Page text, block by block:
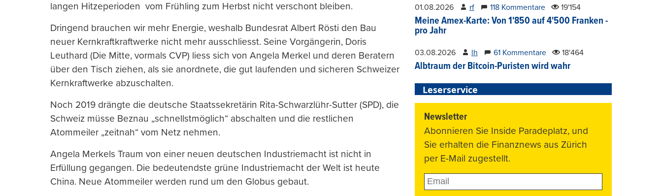
langen Hitzeperioden vom Frühling zum Herbst nicht verschont bleiben.
Dringend brauchen wir mehr Energie, weshalb Bundesrat Albert Rösti den Bau
neuer Kernkraftkraftwerke nicht mehr ausschliesst. Seine Vorgängerin, Doris
Leuthard (Die Mitte, vormals CVP) liess sich von Angela Merkel und deren Beratern
über den Tisch ziehen, als sie anordnete, die gut laufenden und sicheren Schweizer
Kernkraftwerke abzuschalten.
Noch 2019 drängte die deutsche Staatssekretärin Rita-Schwarzlühr-Sutter (SPD), die
Schweiz müsse Beznau „schnellstmöglich“ abschalten und die restlichen
Atommeiler „zeitnah“ vom Netz nehmen.
Angela Merkels Traum von einer neuen deutschen Industriemacht ist nicht in
Erfüllung gegangen. Die bedeutendste grüne Industriemacht der Welt ist heute
China. Neue Atommeiler werden rund um den Globus gebaut.
01.08.2026 rf 118 Kommentare 19'154
Meine Amex-Karte: Von 1'850 auf 4'500 Franken -
pro Jahr
03.08.2026 lh 61 Kommentare 18'464
Albtraum der Bitcoin-Puristen wird wahr
Leserservice
Newsletter
Abonnieren Sie Inside Paradeplatz, und
Sie erhalten die Finanznews aus Zürich
per E-Mail zugestellt.